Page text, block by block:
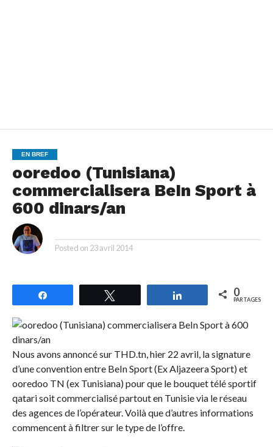
EN BREF
ooredoo (Tunisiana)
commercialisera BeIn Sport à
600 dinars/an
Posted on 23 avril 2014
Partagez 0
PARTAGES
Nous avons annoncé sur THD.tn, hier 22 avril, la signature
d’une convention entre BeIn Sport (Ex Aljazeera Sport) et
ooredoo TN (ex Tunisiana) pour que le bouquet télé sportif
qatari soit commercialisé partout en Tunisie via le réseau
des agences de l’opérateur. Voilà que d’autres informations
commencent à filtrer sur le type de l’offre.